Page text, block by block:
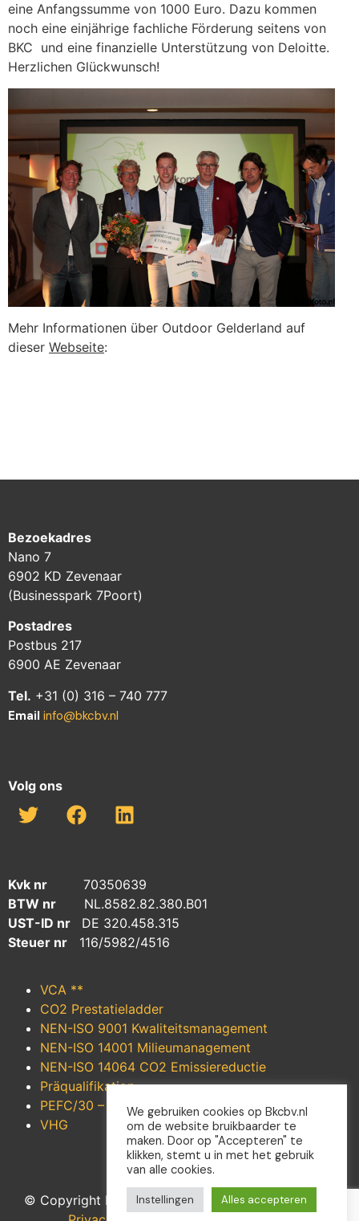
eine Anfangssumme von 1000 Euro. Dazu kommen
noch eine einjährige fachliche Förderung seitens von
BKC und eine finanzielle Unterstützung von Deloitte.
Herzlichen Glückwunsch!
Mehr Informationen über Outdoor Gelderland auf
dieser Webseite:
Bezoekadres
Nano 7
6902 KD Zevenaar
(Businesspark 7Poort)
Postadres
Postbus 217
6900 AE Zevenaar
Tel. +31 (0) 316 – 740 777
Email info@bkcbv.nl
Volg ons
Kvk nr 70350639
BTW nr NL.8582.82.380.B01
UST-ID nr
DE 320.458.315
Steuer nr 116/5982/4516
VCA **
CO2 Prestatieladder
NEN-ISO 9001 Kwaliteitsmanagement
NEN-ISO 14001 Milieumanagement
NEN-ISO 14064 CO2 Emissiereductie
Präqualifikation
PEFC/30 – 31 – 1250
VHG
© Copyright BKC 2026 –Algemene voorwaarden
We gebruiken cookies op Bkcbv.nl
om de website bruikbaarder te
maken. Door op "Accepteren" te
klikken, stemt u in met het gebruik
van alle cookies.
Instellingen Alles accepteren